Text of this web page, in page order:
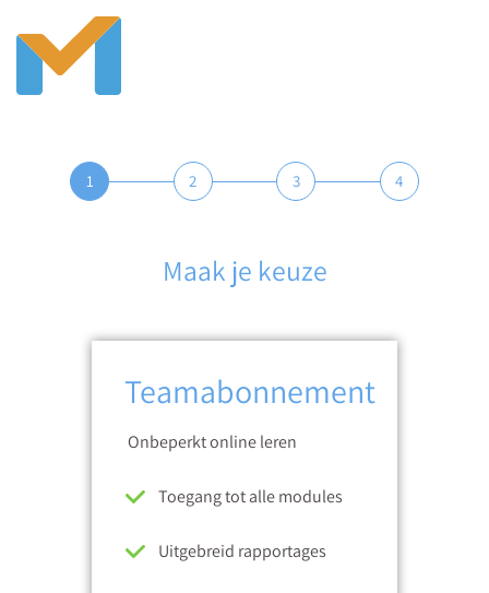
1 2 3 4
Maak je keuze
Teamabonnement
Onbeperkt online leren
Toegang tot alle modules
Uitgebreid rapportages